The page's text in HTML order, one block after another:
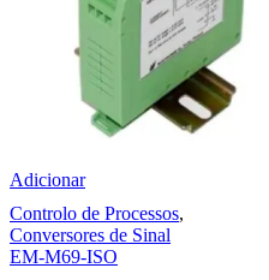
Adicionar
Controlo de Processos,
Conversores de Sinal
EM-M69-ISO